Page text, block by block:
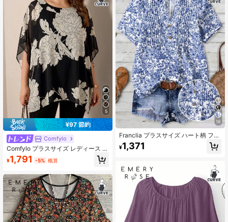
5
¥97 節約
Comfylo
Comfylo プラスサイズ レディース 花
柄プリント カジュアル 万能 デイリ
ーウェア シャツ
¥1,791 -5% 概算
16
Franclia プラスサイズ ハート柄 ファ
ブリック フリルカラー Vネック フロ
ントパネル トリムデザイン パフスリ
¥1,371